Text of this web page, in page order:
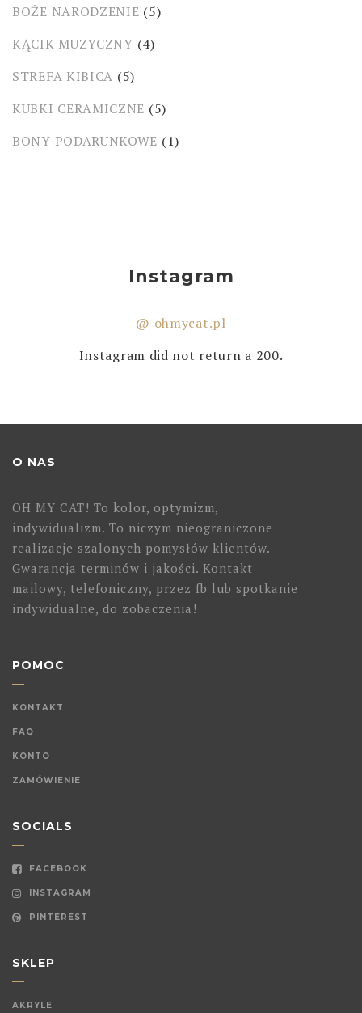
BOŻE NARODZENIE (5)
KĄCIK MUZYCZNY (4)
STREFA KIBICA (5)
KUBKI CERAMICZNE (5)
BONY PODARUNKOWE (1)
Instagram
@ ohmycat.pl
Instagram did not return a 200.
O NAS
OH MY CAT! To kolor, optymizm,
indywidualizm. To niczym nieograniczone
realizacje szalonych pomysłów klientów.
Gwarancja terminów i jakości. Kontakt
mailowy, telefoniczny, przez fb lub spotkanie
indywidualne, do zobaczenia!
POMOC
KONTAKT
FAQ
KONTO
ZAMÓWIENIE
SOCIALS
FACEBOOK
INSTAGRAM
PINTEREST
SKLEP
AKRYLE